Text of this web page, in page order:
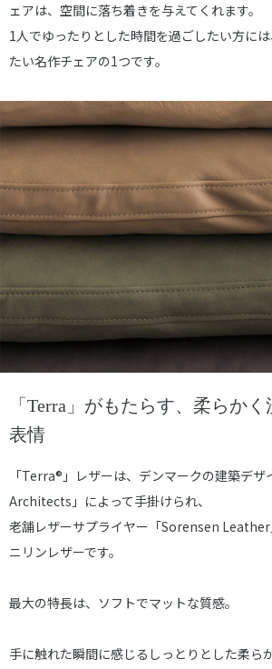
ェアは、空間に落ち着きを与えてくれます。
1人でゆったりとした時間を過ごしたい方に
たい名作チェアの1つです。
「Terra」がもたらす、柔らか
表情
「Terra®」レザーは、デンマークの建築デ
Architects」によって手掛けられ、
老舗レザーサプライヤー「Sorensen
ニリンレザーです。
最大の特長は、ソフトでマットな質感。
手に触れた瞬間に感じるしっとりとした柔ら